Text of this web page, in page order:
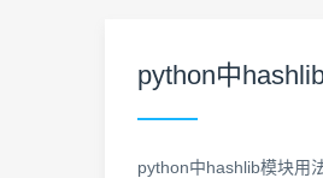
python中
python中hashlib模块用